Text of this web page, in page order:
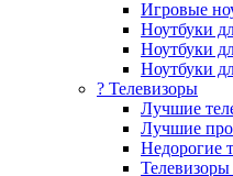
Игровые
Ноутбуки
Ноутбуки
Ноутбуки
? Телевизоры
Лучшие
Лучшие
Недорогие